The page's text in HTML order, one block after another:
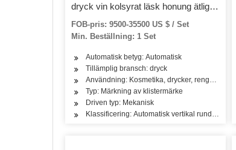
dryck vin kolsyrat läsk honung ätlig
olja kaffe sås rund plastflaska PVC-
etikett ärm krympmärkning maskin
FOB-pris: 9500-35500 US $ / Set
Min. Beställning: 1 Set
Automatisk betyg: Automatisk
Tillämplig bransch: dryck
Användning: Kosmetika, drycker, rengöring,
Typ: Märkning av klistermärke
Driven typ: Mekanisk
Klassificering: Automatisk vertikal rund